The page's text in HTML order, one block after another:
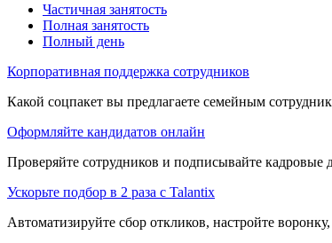
Частичная занятость
Полная занятость
Полный день
Корпоративная поддержка сотрудников
Какой соцпакет вы предлагаете семейным
Оформляйте кандидатов онлайн
Проверяйте сотрудников и подписывайте кадровые
Ускорьте подбор в 2 раза с Talantix
Автоматизируйте сбор откликов, настройте